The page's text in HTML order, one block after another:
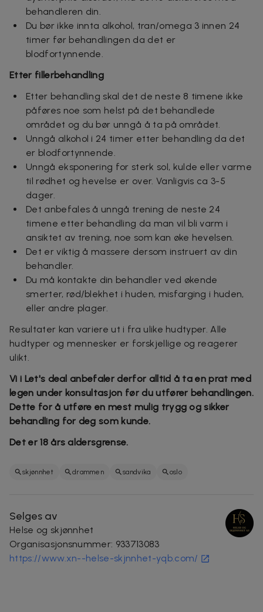
behandleren din.
Du bør ikke innta alkohol, tran/omega 3 innen 24
timer før behandlingen da det er
blodfortynnende.
Etter fillerbehandling
Etter behandling skal det de neste 8 timene ikke
påføres noe som helst på det behandlede
området og du bør unngå å ta på området.
Unngå alkohol i 24 timer etter behandling da det
er blodfortynnende.
Unngå eksponering for sterk sol, kulde eller varme
til rødhet og hevelse er over. Vanligvis ca 3-5
dager.
Det anbefales å unngå trening de neste 24
timene etter behandling da man vil bli varm i
ansiktet av trening, noe som kan øke hevelsen.
Det er viktig å massere dersom instruert av din
behandler.
Du må kontakte din behandler ved økende
smerter, rød/blekhet i huden, misfarging i huden,
eller andre plager.
Resultater kan variere ut i fra ulike hudtyper. Alle
hudtyper og mennesker er forskjellige og reagerer
ulikt.
Vi i Let's deal anbefaler derfor alltid å ta en prat med
legen under konsultasjon før du utfører behandlingen.
Dette for å utføre en mest mulig trygg og sikker
behandling for deg som kunde.
Det er 18 års aldersgrense.
skjønnhet drammen sandvika oslo
Selges av
Helse og skjønnhet
Organisasjonsnummer: 933713083
https://www.xn--helse-skjnnhet-yqb.com/